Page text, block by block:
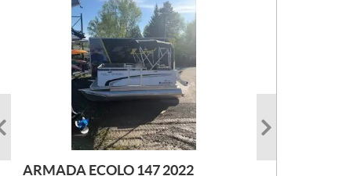
ARMADA ECOLO 147 2022
PRINCECRAFT SUPER PRO 166
AUTRE FOURWIN 2001